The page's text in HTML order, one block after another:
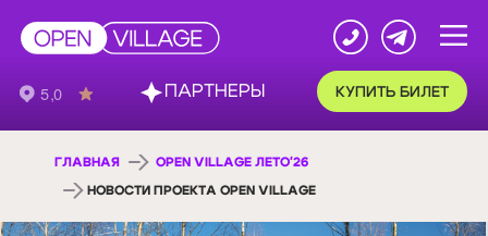
КУПИТЬ БИЛЕТ
ГЛАВНАЯ OPEN VILLAGE ЛЕТО'26
НОВОСТИ ПРОЕКТА OPEN VILLAGE